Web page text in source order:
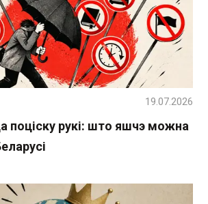
поціску рукі: што яшчэ можна
19.07.2026